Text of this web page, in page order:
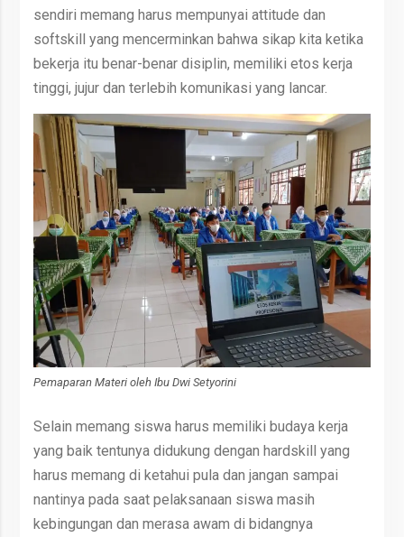
sendiri memang harus mempunyai attitude dan
softskill yang mencerminkan bahwa sikap kita ketika
bekerja itu benar-benar disiplin, memiliki etos kerja
tinggi, jujur dan terlebih komunikasi yang lancar.
Pemaparan Materi oleh Ibu Dwi Setyorini
Selain memang siswa harus memiliki budaya kerja
yang baik tentunya didukung dengan hardskill yang
harus memang di ketahui pula dan jangan sampai
nantinya pada saat pelaksanaan siswa masih
kebingungan dan merasa awam di bidangnya